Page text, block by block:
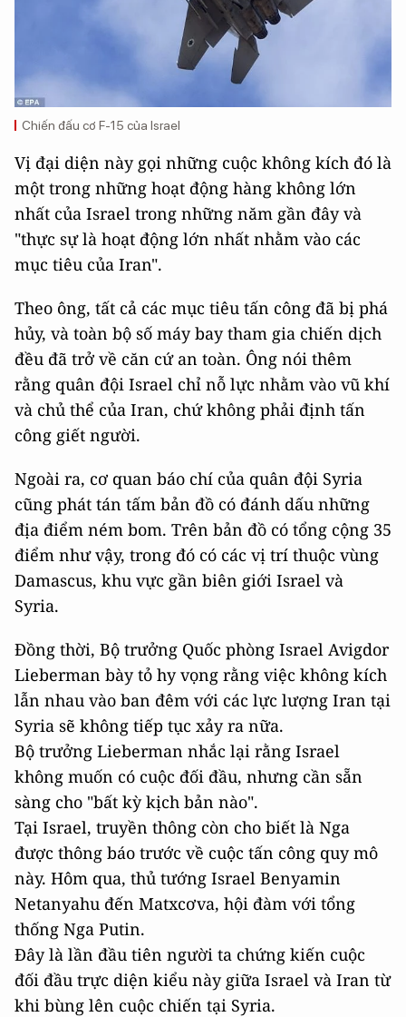
Chiến đấu cơ F-15 của Israel
Vị đại diện này gọi những cuộc không kích đó là
một trong những hoạt động hàng không lớn
nhất của Israel trong những năm gần đây và
"thực sự là hoạt động lớn nhất nhằm vào các
mục tiêu của Iran".
Theo ông, tất cả các mục tiêu tấn công đã bị phá
hủy, và toàn bộ số máy bay tham gia chiến dịch
đều đã trở về căn cứ an toàn. Ông nói thêm
rằng quân đội Israel chỉ nỗ lực nhằm vào vũ khí
và chủ thể của Iran, chứ không phải định tấn
công giết người.
Ngoài ra, cơ quan báo chí của quân đội Syria
cũng phát tán tấm bản đồ có đánh dấu những
địa điểm ném bom. Trên bản đồ có tổng cộng 35
điểm như vậy, trong đó có các vị trí thuộc vùng
Damascus, khu vực gần biên giới Israel và
Syria.
Đồng thời, Bộ trưởng Quốc phòng Israel Avigdor
Lieberman bày tỏ hy vọng rằng việc không kích
lẫn nhau vào ban đêm với các lực lượng Iran tại
Syria sẽ không tiếp tục xảy ra nữa.
Bộ trưởng Lieberman nhắc lại rằng Israel
không muốn có cuộc đối đầu, nhưng cần sẵn
sàng cho "bất kỳ kịch bản nào".
Tại Israel, truyền thông còn cho biết là Nga
được thông báo trước về cuộc tấn công quy mô
này. Hôm qua, thủ tướng Israel Benyamin
Netanyahu đến Matxcơva, hội đàm với tổng
thống Nga Putin.
Đây là lần đầu tiên người ta chứng kiến cuộc
đối đầu trực diện kiểu này giữa Israel và Iran từ
khi bùng lên cuộc chiến tại Syria.